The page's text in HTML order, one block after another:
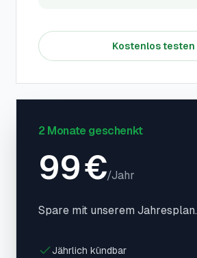
Kostenlos testen
2 Monate geschenkt
99€/Jahr
Spare mit unserem Jahresplan.
Jährlich kündbar